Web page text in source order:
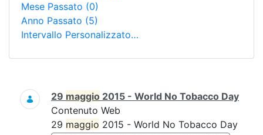
Mese Passato (0)
Anno Passato (5)
Intervallo Personalizzato…
Ricerca
29 maggio 2015 - World No Tobacco Day
Contenuto Web
29 maggio 2015 - World No Tobacco Day